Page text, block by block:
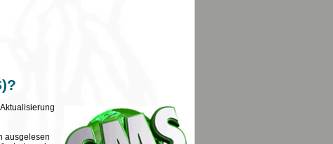
ausgelesen